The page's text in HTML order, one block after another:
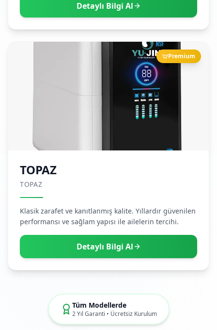
Detaylı Bilgi Al
Premium
TOPAZ
TOPAZ
Klasik zarafet ve kanıtlanmış kalite. Yıllardır güvenilen
performansı ve sağlam yapısı ile ailelerin tercihi.
Detaylı Bilgi Al
Tüm Modellerde
2 Yıl Garanti • Ücretsiz Kurulum